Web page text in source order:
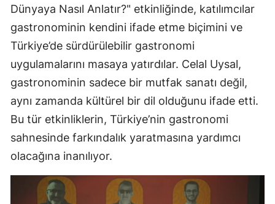
Dünyaya Nasıl Anlatır?" etkinliğinde, katılımcılar
gastronominin kendini ifade etme biçimini ve
Türkiye’de sürdürülebilir gastronomi
uygulamalarını masaya yatırdılar. Celal Uysal,
gastronominin sadece bir mutfak sanatı değil,
aynı zamanda kültürel bir dil olduğunu ifade etti.
Bu tür etkinliklerin, Türkiye’nin gastronomi
sahnesinde farkındalık yaratmasına yardımcı
olacağına inanılıyor.